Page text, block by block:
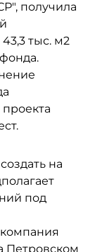
получила
тыс. м2
на
под
Петровском